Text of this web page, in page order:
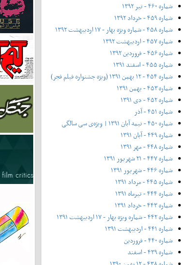
شماره ۴۶۰ - تیر ۱۳۹۲
شماره ۴۵۹ - خرداد ۱۳۹۲
شماره ۴۵۸ - شماره ویژه بهار - ۱۷ اردیبهشت ۱۳۹۲
شماره ۴۵۷ - اردیبهشت ۱۳۹۲
شماره ۴۵۶ - فروردین ۱۳۹۲
شماره ۴۵۵ - اسفند ۱۳۹۱
شماره ۴۵۴ - ۱۲ بهمن ۱۳۹۱ (ویژه جشنواره فیلم فجر)
شماره ۴۵۳ - بهمن ۱۳۹۱
شماره ۴۵۲ - دی ۱۳۹۱
شماره ۴۵۱ - آذر
شماره ۴۵۰ - نیمه آبان ۱۳۹۱ | ویژه‌ی سی سالگی
شماره ۴۴۹ - آبان ۱۳۹۱
شماره ۴۴۸ - مهر ۱۳۹۱
شماره ۴۴۷ - ۲۱ شهریور ۱۳۹۱
شماره ۴۴۶ - شهریور ۱۳۹۱
شماره ۴۴۵ - مرداد ۱۳۹۱
شماره ۴۴۴ - تیر‌ماه ۱۳۹۱
شماره ۴۴۳ - خرداد ۱۳۹۱
شماره ۴۴۲ - شماره ویژه بهار - ۱۷ اردیبهشت ۱۳۹۱
شماره ۴۴۱ - اردیبهشت ۱۳۹۱
شماره ۴۴۰ - فروردین
شماره ۴۳۹ - اسفند